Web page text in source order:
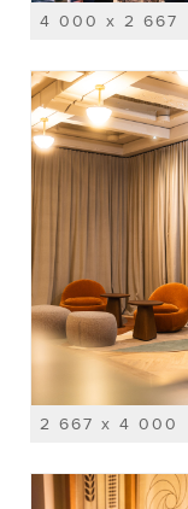
4 000 x 2 667
2 667 x 4 000